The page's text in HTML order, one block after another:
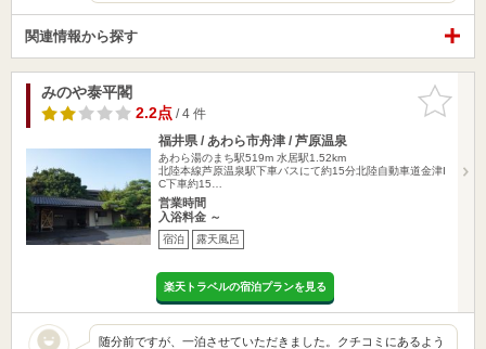
関連情報から探す
お気に入
りに追加
みのや泰平閣
2.2点/ 4 件
福井県 / あわら市舟津 / 芦原温泉
あわら湯のまち駅519m 水居駅1.52km
北陸本線芦原温泉駅下車バスにて約15分北陸自動車道金津I
C下車約15…
営業時間
入浴料金 ～
宿泊 露天風呂
楽天トラベルの宿泊プランを見る
随分前ですが、一泊させていただきました。クチコミにあるよう